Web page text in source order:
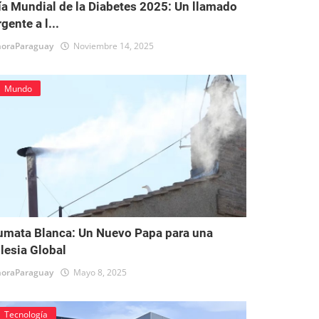
Mundial de la Diabetes 2025: Un llamado
a l...
Noviembre 14, 2025
Mundo
Blanca: Un Nuevo Papa para una
Global
Mayo 8, 2025
Tecnología